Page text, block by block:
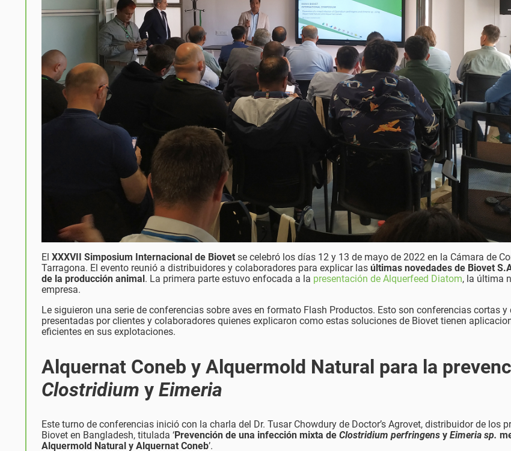
El XXXVII Simposium Internacional de Biovet se celebró los días 12 y 13 de mayo de 2022 en la Cámara de
Tarragona. El evento reunió a distribuidores y colaboradores para explicar las últimas novedades de Biovet
de la producción animal. La primera parte estuvo enfocada a la presentación de Alquerfeed Diatom, la última
empresa.
Le siguieron una serie de conferencias sobre aves en formato Flash Productos. Esto son conferencias cortas y
presentadas por clientes y colaboradores quienes explicaron como estas soluciones de Biovet tienen
eficientes en sus explotaciones.
Alquernat Coneb y Alquermold Natural para la
Clostridium y Eimeria
Este turno de conferencias inició con la charla del Dr. Tusar Chowdury de Doctor’s Agrovet, distribuidor de los
Biovet en Bangladesh, titulada ‘Prevención de una infección mixta de Clostridium perfringens y Eimeria sp.
Alquermold Natural y Alquernat Coneb’.